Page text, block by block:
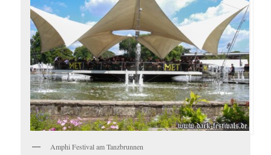
Amphi Festival am Tanzbrunnen